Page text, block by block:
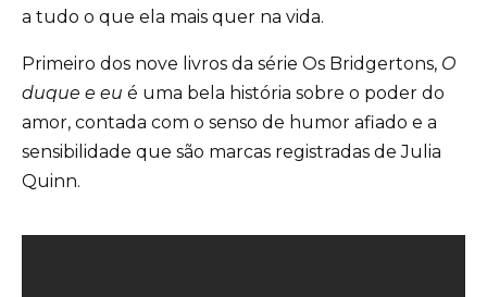
a tudo o que ela mais quer na vida.
Primeiro dos nove livros da série Os Bridgertons, O
duque e eu é uma bela história sobre o poder do
amor, contada com o senso de humor afiado e a
sensibilidade que são marcas registradas de Julia
Quinn.